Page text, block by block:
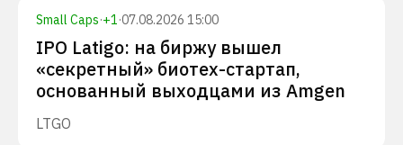
Small Caps·+1·07.08.2026 15:00
IPO Latigo: на биржу вышел
«секретный» биотех-стартап,
основанный выходцами из Amgen
LTGO